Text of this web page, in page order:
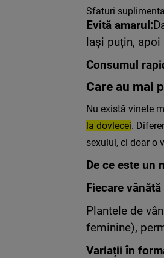
Sfaturi
Evită amarul:
lași puțin,
Consumul
Care au mai
Nu există vinete
la dovlecei.
sexului, ci doar o
De ce este un
Fiecare
Plantele de
feminine),
Variații în